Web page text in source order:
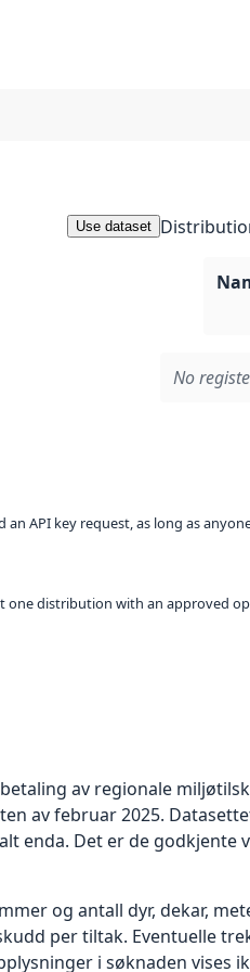
Use dataset
No
API key request, as long as
one distribution with an approved
av regionale
av februar 2025.
enda. Det er de godkjente
og antall dyr, dekar,
per tiltak. Eventuelle
i søknaden vises